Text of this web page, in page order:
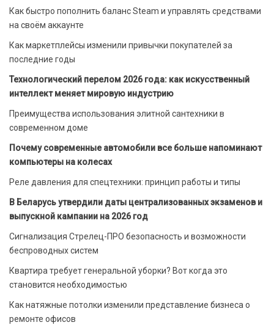
Как быстро пополнить баланс Steam и управлять средствами
на своём аккаунте
Как маркетплейсы изменили привычки покупателей за
последние годы
Технологический перелом 2026 года: как искусственный
интеллект меняет мировую индустрию
Преимущества использования элитной сантехники в
современном доме
Почему современные автомобили все больше напоминают
компьютеры на колесах
Реле давления для спецтехники: принцип работы и типы
В Беларусь утвердили даты централизованных экзаменов и
выпускной кампании на 2026 год
Сигнализация Стрелец-ПРО безопасность и возможности
беспроводных систем
Квартира требует генеральной уборки? Вот когда это
становится необходимостью
Как натяжные потолки изменили представление бизнеса о
ремонте офисов